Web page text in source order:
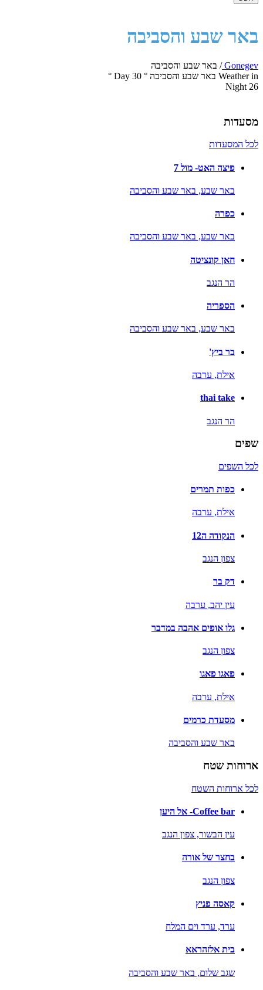
באר שבע והסביבה
Gonegev
/ באר שבע והסביבה
Weather in באר שבע והסביבה
°
30
Day
°
26
Night
מסעדות
לכל המסעדות
פיצה האט- מול 7
באר שבע, באר שבע והסביבה
כפרה
באר שבע, באר שבע והסביבה
חאן קונציטה
הר הנגב
הספריה
באר שבע, באר שבע והסביבה
בר ביץ'
אילת, ערבה
thai take
הר הנגב
שפים
לכל השפים
כפות תמרים
אילת, ערבה
הנקודה ה12
צפון הנגב
דק בר
עין יהב, ערבה
גלו אופים אהבה במדבר
צפון הנגב
פאגו פאגו
אילת, ערבה
מסעדת כרמים
באר שבע והסביבה
ארוחות שטח
לכל ארוחות השטח
Coffee bar- אל היען
עין הבשור, צפון הנגב
בחצר של אורה
צפון הנגב
קאסה פניץ
ערד, ערד וים המלח
בית אלזהראא
שגב שלום, באר שבע והסביבה